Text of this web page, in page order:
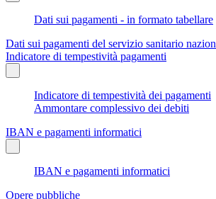
Dati sui pagamenti - in formato tabellare
Dati sui pagamenti del servizio sanitario
Indicatore di tempestività pagamenti
Indicatore di tempestività dei pagamenti
Ammontare complessivo dei debiti
IBAN e pagamenti informatici
IBAN e pagamenti informatici
Opere pubbliche